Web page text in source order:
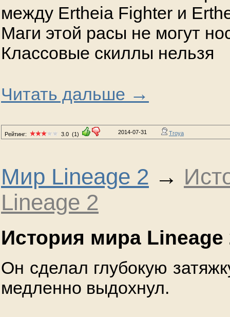
между Ertheia Fighter и
Маги этой расы не могут
Классовые скиллы нельзя
Читать дальше →
Рейтинг: 3.0 (1) 2014-07-31 Troya
Мир Lineage 2 →
Lineage 2
История мира Lineage
Он сделал глубокую
медленно выдохнул.